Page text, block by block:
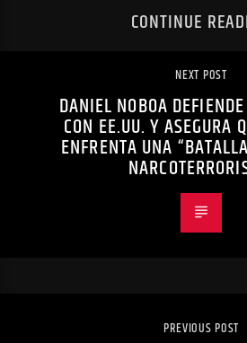
CONTINUE
NEXT POST
DANIEL NOBOA
CON EE.UU. Y ASEGURA
ENFRENTA UNA
PREVIOUS POST